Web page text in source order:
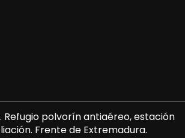
Refugio polvorín antiaéreo, estación
Frente de Extremadura.